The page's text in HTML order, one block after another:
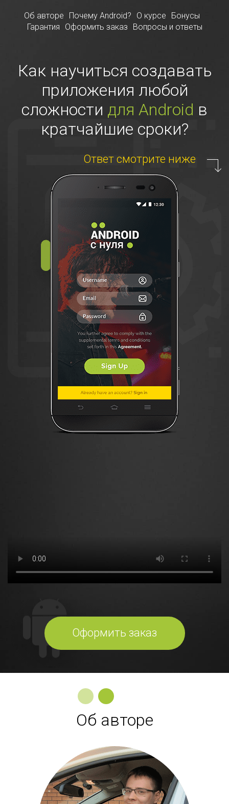
Об авторе Почему Android? О курсе
Бонусы
Гарантия
Оформить заказ Вопросы и ответы
Как научиться создавать
приложения любой
сложности для Android в
кратчайшие сроки?
Ответ смотрите ниже
Оформить заказ
Об авторе